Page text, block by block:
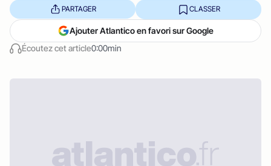
Écoutez cet article0:00min
PARTAGER CLASSER
Ajouter Atlantico en favori sur Google